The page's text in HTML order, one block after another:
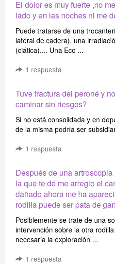
El dolor es muy fuerte ,no
lado y en las noches ni me
Puede tratarse de una
lateral de cadera), una
(ciática).... Una Eco ...
1 respuesta
Tuve fractura del peroné y
caminar sin riesgos?
Si no está consolidada y en
de la misma podría ser
1 respuesta
Después de una
la que te dé me arreglo el
dañado ahora me ha
rodilla puede ser pata de
Posiblemente se trate de una
intervención sobre la otra
necesaria la exploración ...
1 respuesta